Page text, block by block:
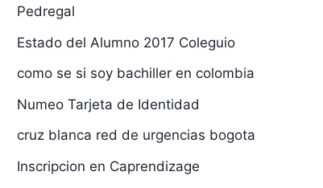
Pedregal
Estado del Alumno 2017 Coleguio
como se si soy bachiller en colombia
Numeo Tarjeta de Identidad
cruz blanca red de urgencias bogota
Inscripcion en Caprendizage